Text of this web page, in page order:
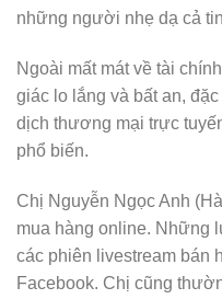
những người nhẹ dạ cả
Ngoài mất mát về tài
giác lo lắng và bất an,
dịch thương mại trực
phổ biến.
Chị Nguyễn Ngọc Anh
mua hàng online. Những
các phiên livestream bán
Facebook. Chị cũng